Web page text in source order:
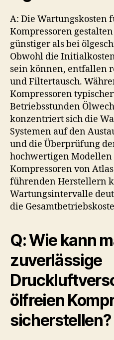
A: Die Wartungskosten
Kompressoren
günstiger als bei
Obwohl die
sein können, entfallen
und Filtertausch.
Kompressoren
Betriebsstunden
konzentriert sich die
Systemen auf den
und die Überprüfung
hochwertigen
Kompressoren von
führenden Herstellern
Wartungsintervalle
die
Q: Wie kann
zuverlässige
ölfreien
sicherstellen?